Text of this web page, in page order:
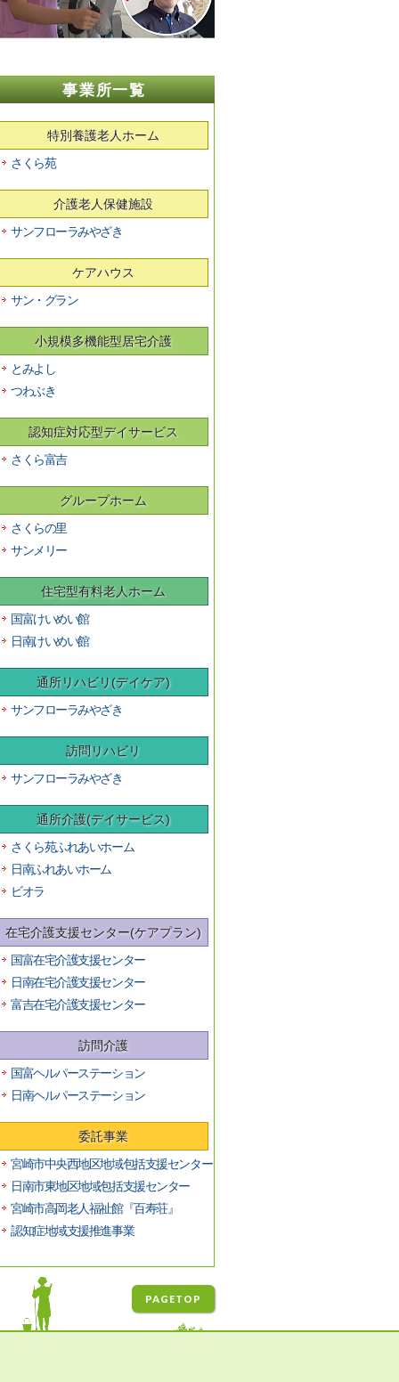
事業所一覧
特別養護老人ホーム
さくら苑
介護老人保健施設
サンフローラみやざき
ケアハウス
サン・グラン
小規模多機能型居宅介護
とみよし
つわぶき
認知症対応型デイサービス
さくら富吉
グループホーム
さくらの里
サンメリー
住宅型有料老人ホーム
国富けいめい館
日南けいめい館
通所リハビリ(デイケア)
サンフローラみやざき
訪問リハビリ
サンフローラみやざき
通所介護(デイサービス)
さくら苑ふれあいホーム
日南ふれあいホーム
ビオラ
在宅介護支援センター(ケアプラン)
国富在宅介護支援センター
日南在宅介護支援センター
富吉在宅介護支援センター
訪問介護
国富ヘルパーステーション
日南ヘルパーステーション
委託事業
宮崎市中央西地区地域包括支援センター
日南市東地区地域包括支援センター
宮崎市高岡老人福祉館『百寿荘』
認知症地域支援推進事業
PAGETOP